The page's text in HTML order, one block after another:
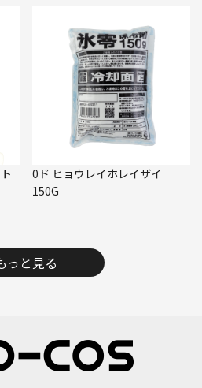
0ド ヒョウレイホレイザイ
150G
っと見る